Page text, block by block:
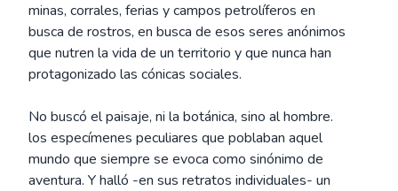
minas, corrales, ferias y campos petrolíferos en
busca de rostros, en busca de esos seres anónimos
que nutren la vida de un territorio y que nunca han
protagonizado las cónicas sociales.
No buscó el paisaje, ni la botánica, sino al hombre.
los especímenes peculiares que poblaban aquel
mundo que siempre se evoca como sinónimo de
aventura. Y halló -en sus retratos individuales- un